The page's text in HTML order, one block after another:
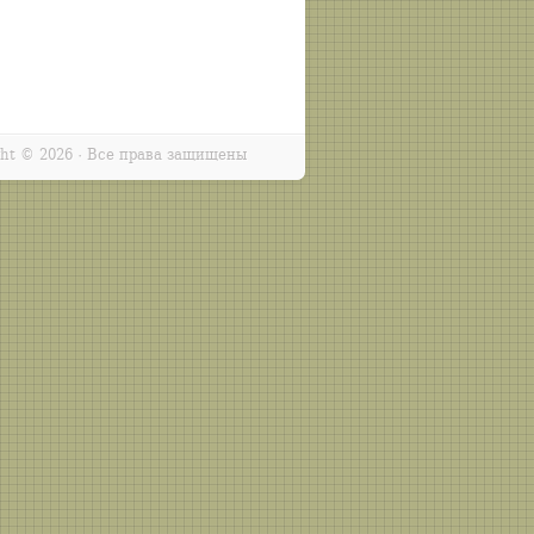
© 2026 · Все права защищены